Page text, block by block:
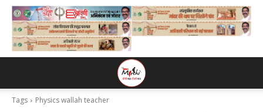
Tags Physics wallah teacher